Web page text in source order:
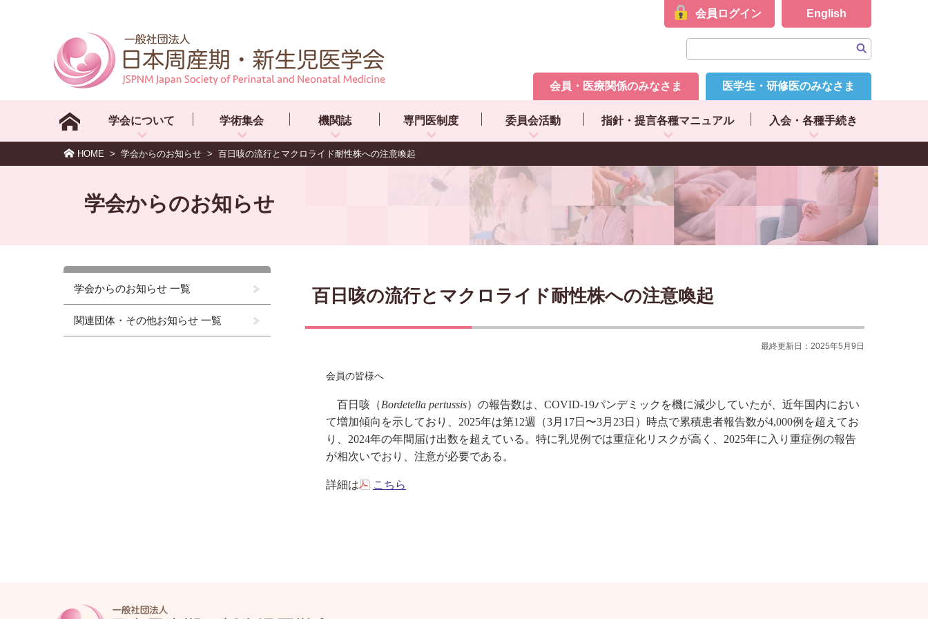
会員ログイン English
会員・医療関係のみなさま 医学生・研修医のみなさま
学会について 学術集会 機関誌 専門医制度 委員会活動 指針・提言各種マニュアル 入会・各種手続き
HOME > 学会からのお知らせ > 百日咳の流行とマクロライド耐性株への注意喚起
学会からのお知らせ
学会からのお知らせ 一覧
関連団体・その他お知らせ 一覧
百日咳の流行とマクロライド耐性株への注意喚起
最終更新日：2025年5月9日
会員の皆様へ
百日咳（Bordetella pertussis）の報告数は、COVID-19パンデミックを機に減少していたが、近年国内におい
て増加傾向を示しており、2025年は第12週（3月17日〜3月23日）時点で累積患者報告数が4,000例を超えてお
り、2024年の年間届け出数を超えている。特に乳児例では重症化リスクが高く、2025年に入り重症例の報告
が相次いでおり、注意が必要である。
詳細は こちら